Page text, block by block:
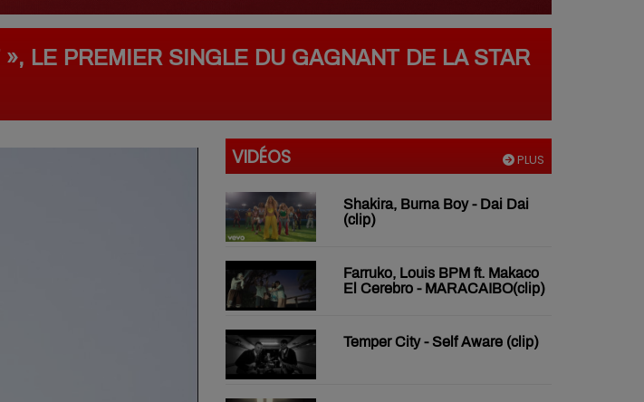
LE PREMIER SINGLE DU GAGNANT DE LA STAR
PLUS
VIDÉOS
Shakira, Burna Boy - Dai Dai
(clip)
Farruko, Louis BPM ft. Makaco
El Cerebro - MARACAIBO(clip)
Temper City - Self Aware (clip)